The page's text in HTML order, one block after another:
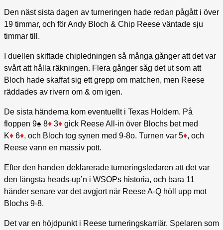
Den näst sista dagen av turneringen hade redan pågått i över
19 timmar, och för Andy Bloch & Chip Reese väntade sju
timmar till.
I duellen skiftade chipledningen så många gånger att det var
svårt att hålla räkningen. Flera gånger såg det ut som att
Bloch hade skaffat sig ett grepp om matchen, men Reese
räddades av rivern om & om igen.
De sista händerna kom eventuellt i Texas Holdem. På
floppen 9♠ 8♦ 3♦ gick Reese All-in över Blochs bet med
K♦ 6♦, och Bloch tog synen med 9-8o. Turnen var 5♦, och
Reese vann en massiv pott.
Efter den handen deklarerade turneringsledaren att det var
den längsta heads-up’n i WSOPs historia, och bara 11
händer senare var det avgjort när Reese A-Q höll upp mot
Blochs 9-8.
Det var en höjdpunkt i Reese turneringskarriär. Spelaren som